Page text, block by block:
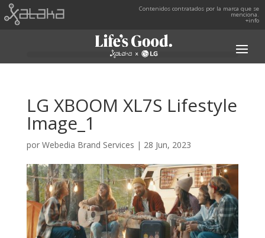
Contenidos contratados por la marca que se
menciona.
+info
LG XBOOM XL7S Lifestyle
Image_1
por Webedia Brand Services | 28 Jun, 2023